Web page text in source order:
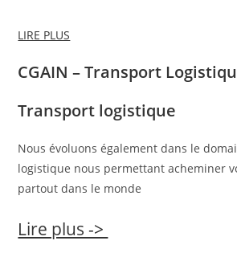
LIRE PLUS
CGAIN – Transport
Transport logistique
Nous évoluons également dans le
logistique nous permettant acheminer
partout dans le monde
Lire plus ->